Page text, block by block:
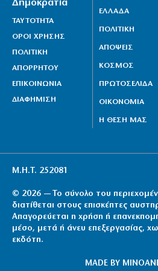
φωτιά στην Κεφαλονιά
ΠΑΟΚ: Ώρα για το πρώτο βήμα
στην Αντερλεχτ
6|08|2026 | 9:30
Δημοκρατία
ΤΑΥΤΟΤΗΤΑ
ΟΡΟΙ ΧΡΗΣΗΣ
ΠΟΛΙΤΙΚΗ
ΑΠΟΡΡΗΤΟΥ
ΕΠΙΚΟΙΝΩΝΙΑ
ΔΙΑΦΗΜΙΣΗ
ΕΛΛΑΔΑ
ΠΟΛΙΤΙΚΗ
ΑΠΟΨΕΙΣ
ΚΟΣΜΟΣ
ΠΡΩΤΟΣΕΛΙΔΑ
ΟΙΚΟΝΟΜΙΑ
Η ΘΕΣΗ ΜΑΣ
Μ.Η.Τ. 252081
© 2026 — Το σύνολο του
διατίθεται στους επισκέπτες
Απαγορεύεται η χρήση ή
μέσο, μετά ή άνευ επεξεργασίας,
εκδότη.
MADE BY